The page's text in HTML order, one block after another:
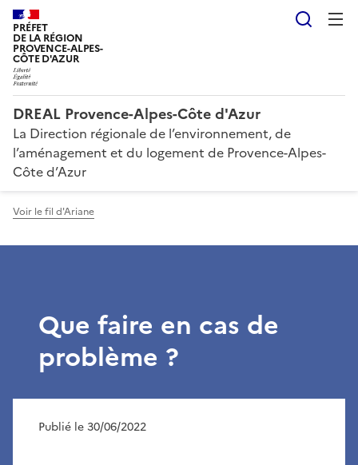
PRÉFET
DE LA RÉGION
PROVENCE-ALPES-
CÔTE D'AZUR
DREAL Provence-Alpes-Côte d'Azur
La Direction régionale de l’environnement, de
l’aménagement et du logement de Provence-Alpes-
Côte d’Azur
Voir le fil d'Ariane
Que faire en cas de
problème ?
Publié le 30/06/2022